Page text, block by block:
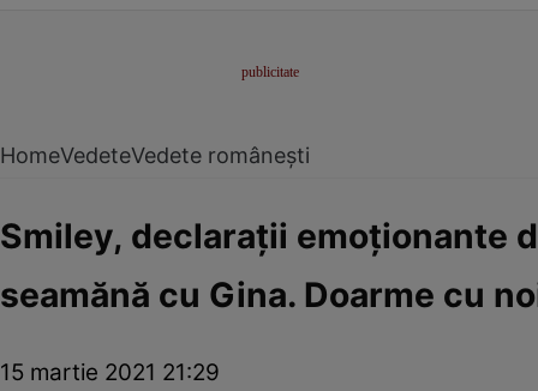
HomeVedeteVedete românești
Smiley, declarații emoționante
seamănă cu Gina. Doarme cu
15 martie 2021 21:29